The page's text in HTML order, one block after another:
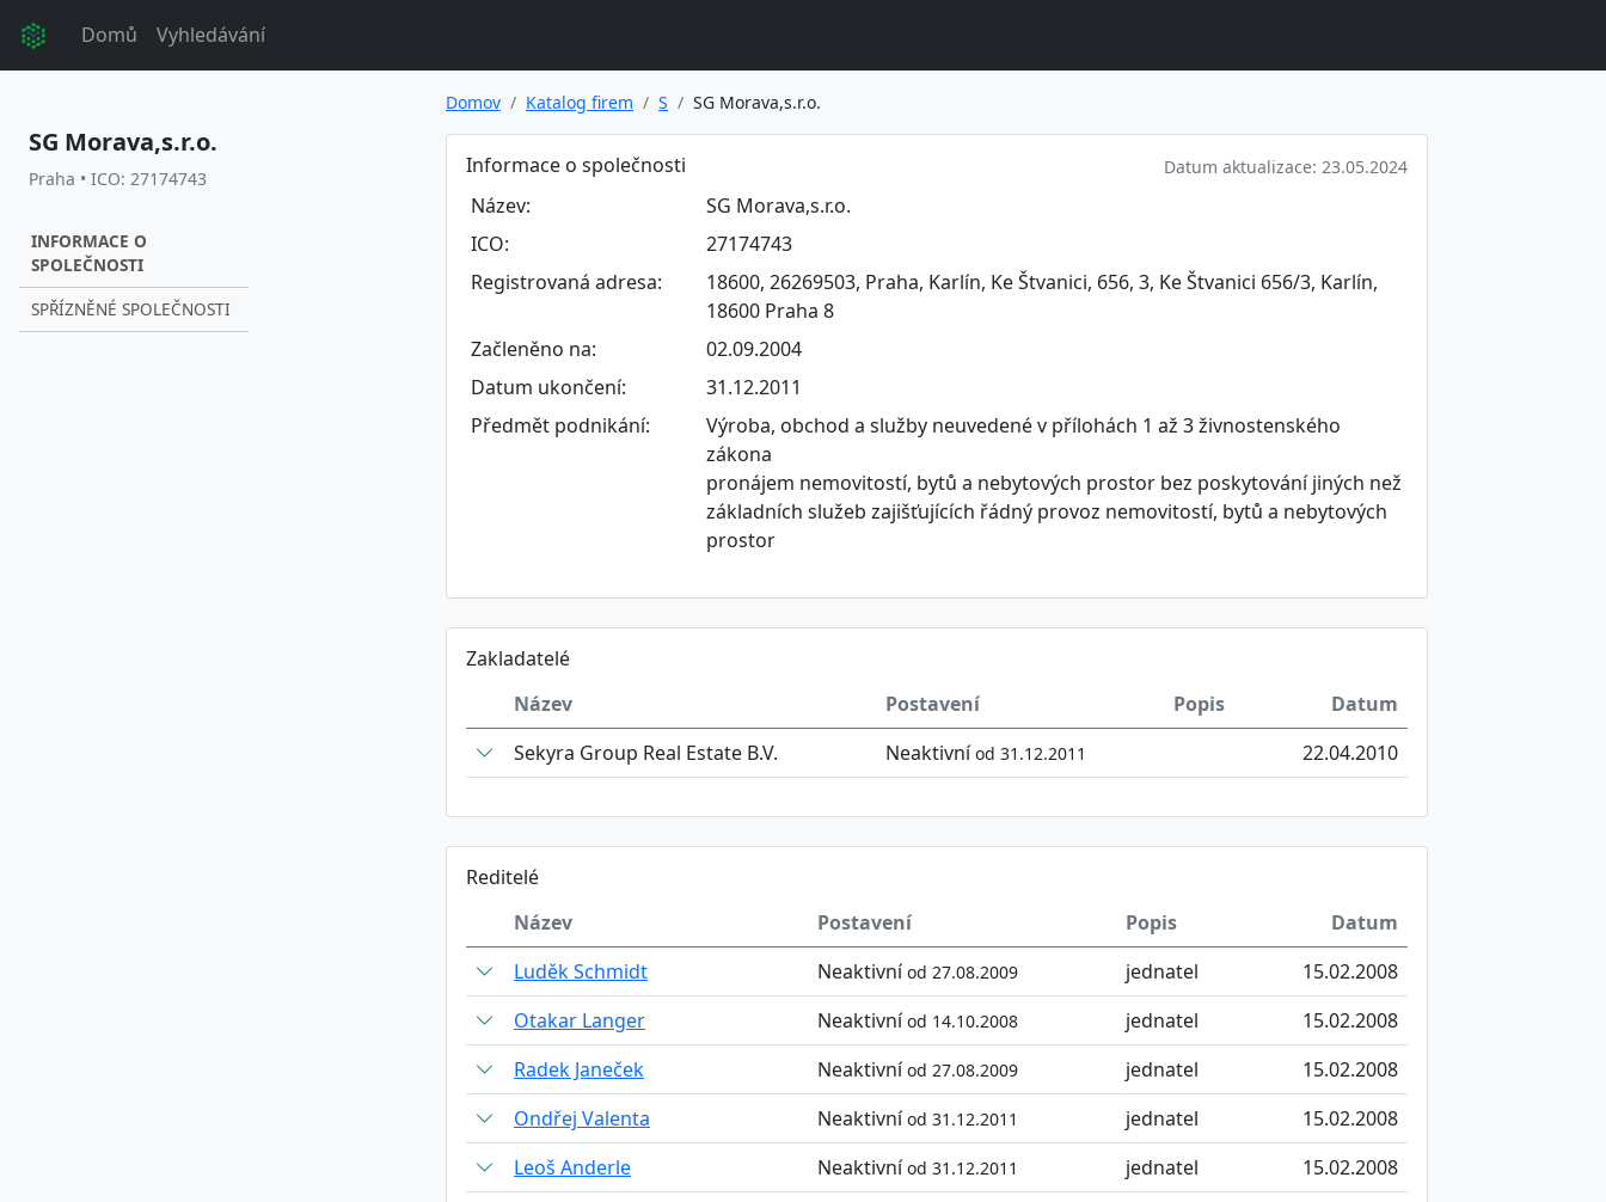
Domů Vyhledávání
SG Morava,s.r.o.
Praha • ICO: 27174743
INFORMACE O
SPOLEČNOSTI
SPŘÍZNĚNÉ SPOLEČNOSTI
Domov Katalog firem S SG Morava,s.r.o.
Informace o společnosti Datum aktualizace: 23.05.2024
Název:
SG Morava,s.r.o.
ICO:
27174743
Registrovaná adresa:
18600, 26269503, Praha, Karlín, Ke Štvanici, 656, 3, Ke Štvanici 656/3, Karlín,
18600 Praha 8
Začleněno na:
02.09.2004
Datum ukončení:
31.12.2011
Předmět podnikání:
Výroba, obchod a služby neuvedené v přílohách 1 až 3 živnostenského
zákona
pronájem nemovitostí, bytů a nebytových prostor bez poskytování jiných než
základních služeb zajišťujících řádný provoz nemovitostí, bytů a nebytových
prostor
Zakladatelé
Název
Postavení Popis
Datum
Sekyra Group Real Estate B.V.
Neaktivníod 31.12.2011 22.04.2010
Reditelé
Název
Postavení Popis
Datum
Luděk Schmidt
Neaktivníod 27.08.2009 jednatel
15.02.2008
Otakar Langer
Neaktivníod 14.10.2008 jednatel
15.02.2008
Radek Janeček
Neaktivníod 27.08.2009 jednatel
15.02.2008
Ondřej Valenta
Neaktivníod 31.12.2011 jednatel
15.02.2008
Leoš Anderle
Neaktivníod 31.12.2011 jednatel
15.02.2008